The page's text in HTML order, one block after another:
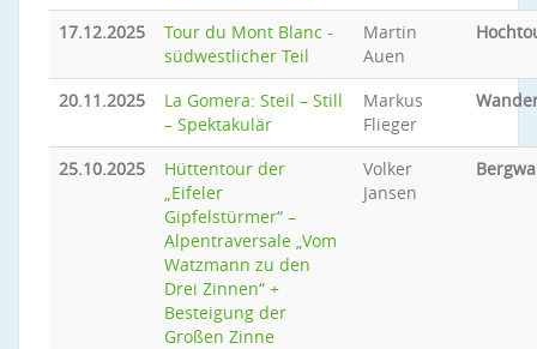
17.12.2025
Tour du Mont Blanc -
südwestlicher Teil
Martin
Auen
20.11.2025
La Gomera: Steil – Still
– Spektakulär
Markus
Flieger
25.10.2025
Hüttentour der
„Eifeler
Gipfelstürmer“ –
Alpentraversale „Vom
Watzmann zu den
Drei Zinnen“ +
Besteigung der
Großen Zinne
Volker
Jansen